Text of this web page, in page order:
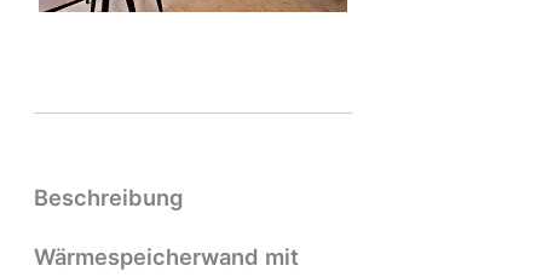
Beschreibung
Wärmespeicherwand mit